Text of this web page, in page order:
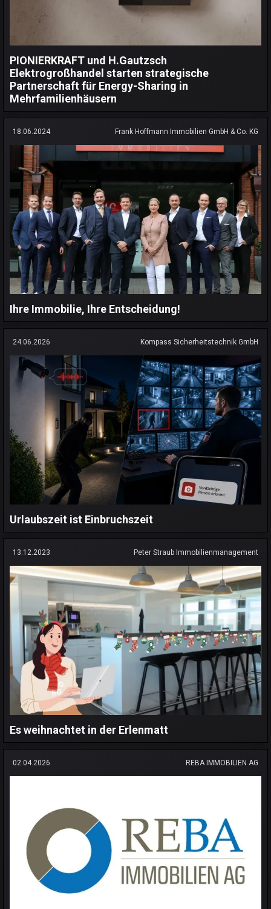
PIONIERKRAFT und H.Gautzsch
Elektrogroßhandel starten strategische
Partnerschaft für Energy-Sharing in
Mehrfamilienhäusern
18.06.2024 Frank Hoffmann Immobilien GmbH & Co. KG
Ihre Immobilie, Ihre Entscheidung!
24.06.2026 Kompass Sicherheitstechnik GmbH
Urlaubszeit ist Einbruchszeit
13.12.2023 Peter Straub Immobilienmanagement
Es weihnachtet in der Erlenmatt
02.04.2026 REBA IMMOBILIEN AG